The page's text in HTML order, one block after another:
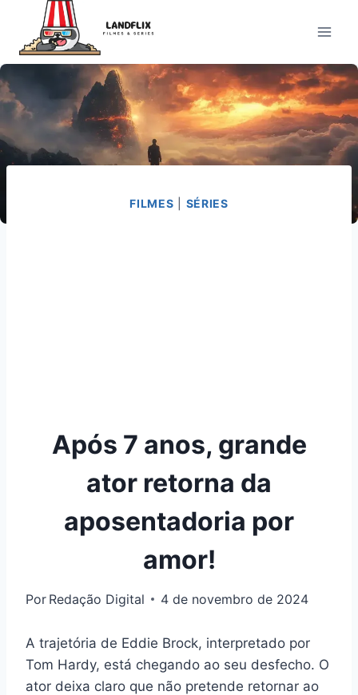
Conteúdo
FILMES SÉRIES
Após 7 anos, grande
ator retorna da
aposentadoria por
amor!
Por Redação Digital 4 de novembro de 2024
A trajetória de Eddie Brock, interpretado por
Tom Hardy, está chegando ao seu desfecho. O
ator deixa claro que não pretende retornar ao